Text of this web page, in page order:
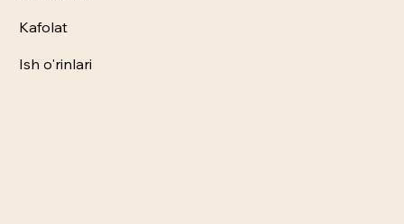
Kafolat
Ish o'rinlari